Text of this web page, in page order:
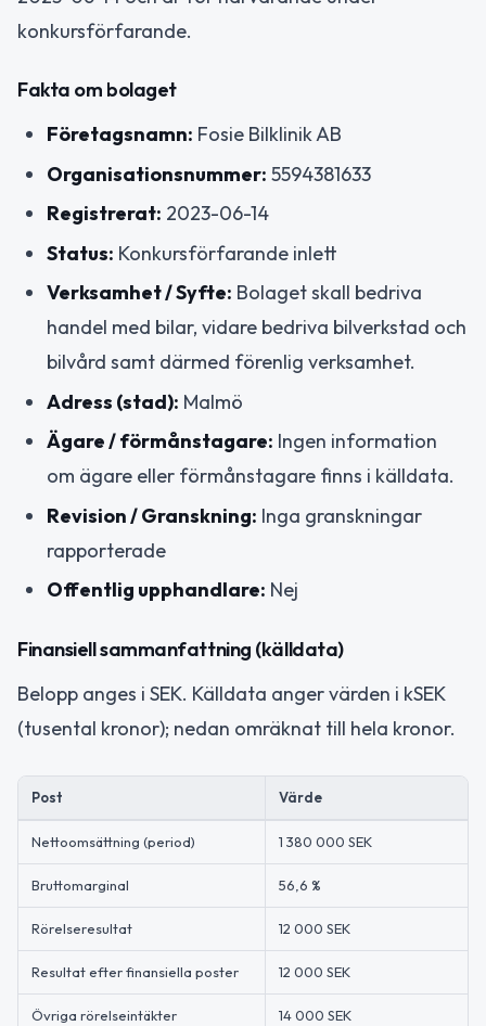
konkursförfarande.
Fakta om bolaget
Företagsnamn: Fosie Bilklinik AB
Organisationsnummer: 5594381633
Registrerat: 2023-06-14
Status: Konkursförfarande inlett
Verksamhet / Syfte: Bolaget skall bedriva
handel med bilar, vidare bedriva bilverkstad och
bilvård samt därmed förenlig verksamhet.
Adress (stad): Malmö
Ägare / förmånstagare: Ingen information
om ägare eller förmånstagare finns i källdata.
Revision / Granskning: Inga granskningar
rapporterade
Offentlig upphandlare: Nej
Finansiell sammanfattning (källdata)
Belopp anges i SEK. Källdata anger värden i kSEK
(tusental kronor); nedan omräknat till hela kronor.
Post Värde
Nettoomsättning (period) 1 380 000 SEK
Bruttomarginal 56,6 %
Rörelseresultat 12 000 SEK
Resultat efter finansiella poster 12 000 SEK
Övriga rörelseintäkter 14 000 SEK